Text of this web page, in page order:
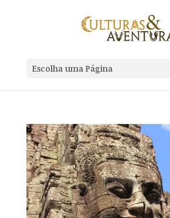
Escolha uma Página